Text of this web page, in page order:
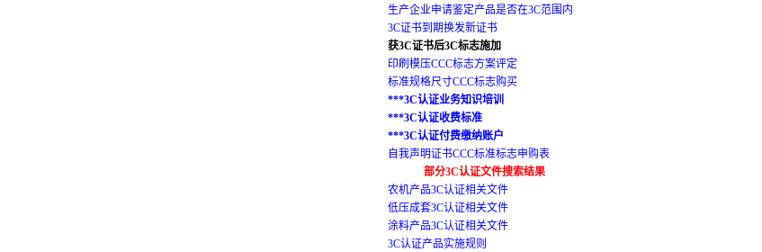
生产企业申请鉴定产品是否在3C范围内
3C证书到期换发新证书
获3C证书后3C标志施加
印刷模压CCC标志方案评定
标准规格尺寸CCC标志购买
***3C认证业务知识培训
***3C认证收费标准
***3C认证付费缴纳账户
自我声明证书CCC标准标志申购表
部分3C认证文件搜索结果
农机产品3C认证相关文件
低压成套3C认证相关文件
涂料产品3C认证相关文件
3C认证产品实施规则